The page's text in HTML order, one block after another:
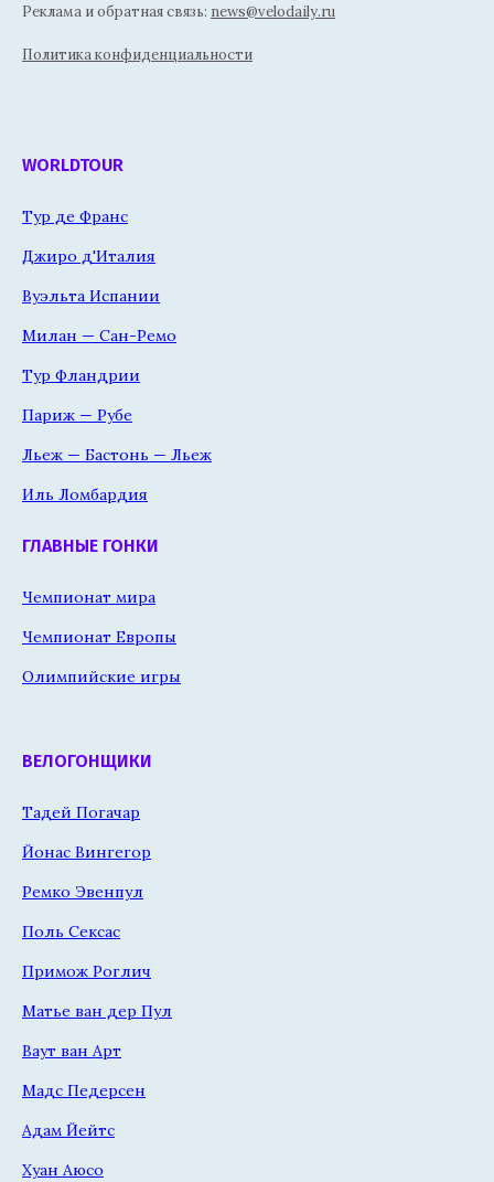
Реклама и обратная связь: news@velodaily.ru
Политика конфиденциальности
WORLDTOUR
Тур де Франс
Джиро д'Италия
Вуэльта Испании
Милан — Сан-Ремо
Тур Фландрии
Париж — Рубе
Льеж — Бастонь — Льеж
Иль Ломбардия
ГЛАВНЫЕ ГОНКИ
Чемпионат мира
Чемпионат Европы
Олимпийские игры
ВЕЛОГОНЩИКИ
Тадей Погачар
Йонас Вингегор
Ремко Эвенпул
Поль Сексас
Примож Роглич
Матье ван дер Пул
Ваут ван Арт
Мадс Педерсен
Адам Йейтс
Хуан Аюсо